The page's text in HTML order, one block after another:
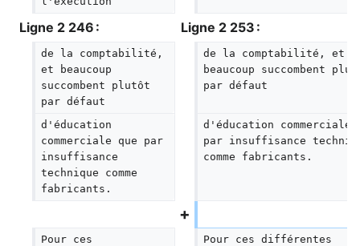
Ligne 2 246 : Ligne 2 253 :
de la comptabilité,
et beaucoup
succombent plutôt
par défaut
de la comptabilité, et
beaucoup succombent
par défaut
d'éducation
commerciale que par
insuffisance
technique comme
fabricants.
d'éducation commerciale
par insuffisance
comme fabricants.
Pour ces
Pour ces différentes